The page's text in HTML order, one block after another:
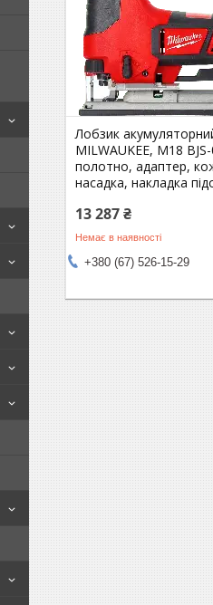
Лобзик
MILWAUKEE, M18
полотно, адаптер,
насадка, накладка
13 287 ₴
Немає в наявності
+380 (67) 526-15-29